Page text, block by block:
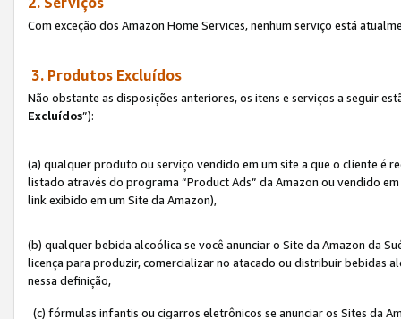
Com exceção dos Amazon Home Services, nenhum serviço está
3. Produtos Excluídos
Não obstante as disposições anteriores, os itens e serviços a seguir
Excluídos”):
(a) qualquer produto ou serviço vendido em um site a que o cliente é
listado através do programa “Product Ads” da Amazon ou vendido
link exibido em um Site da Amazon),
(b) qualquer bebida alcoólica se você anunciar o Site da Amazon da
licença para produzir, comercializar no atacado ou distribuir bebidas
nessa definição,
(c) fórmulas infantis ou cigarros eletrônicos se anunciar os Sites da